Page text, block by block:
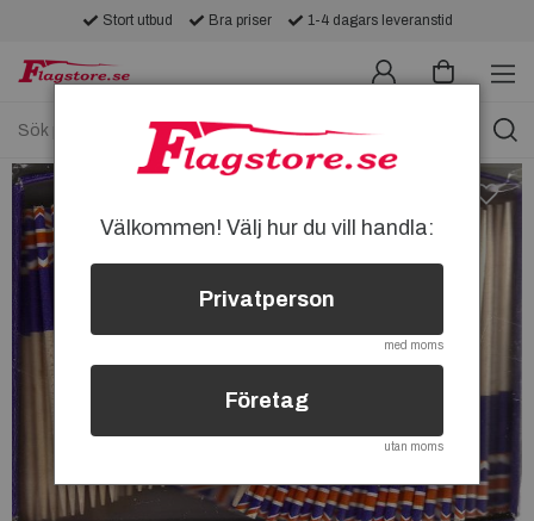
Stort utbud Bra priser 1-4 dagars leveranstid
Välkommen! Välj hur du vill handla:
Privatperson
med moms
Företag
utan moms